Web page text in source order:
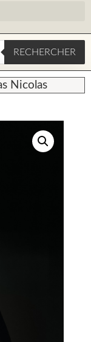
RECHERCHER
Nicolas